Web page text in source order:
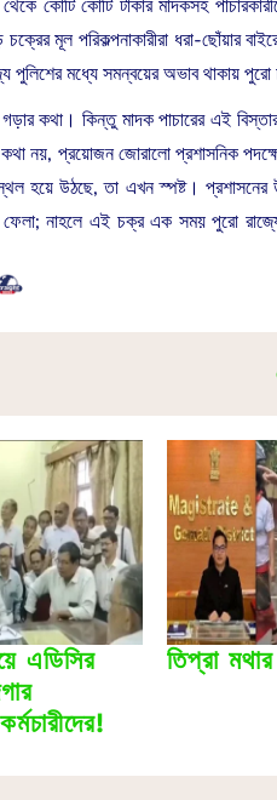
কোটি কোটি টাকার মাদকসহ
মূল পরিকল্পনাকারীরা ধরা-ছোঁয়ার
মধ্যে সমন্বয়ের অভাব থাকায় পুরো
গড়ার কথা। কিন্তু মাদক পাচারের এই
কথা নয়, প্রয়োজন জোরালো প্রশাসনিক
হয়ে উঠছে, তা এখন স্পষ্ট।
ফেলা; নাহলে এই চক্র এক সময় পুরো
এডিসির
তিপ্রা মথার